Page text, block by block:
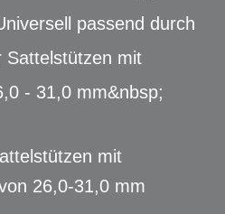
passend durch
Sattelstützen mit
- 31,0 mm&nbsp;
mit
26,0-31,0 mm